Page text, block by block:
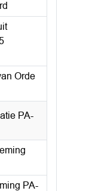
Orde
PA-
PA-